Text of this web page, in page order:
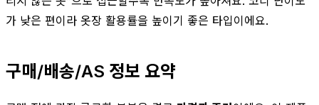
가 낮은 편이라 옷장 활용률을 높이기 좋은 타입이에요.
구매/배송/AS 정보 요약